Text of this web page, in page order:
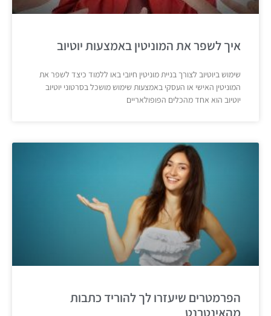
איך לשפר את המוניטין באמצעות יוטיוב
שימוש ביוטיוב לצורך בניית מוניטין חיובי באו ללמוד כיצד לשפר את
המוניטין האישי או העסקי באמצעות שימוש מושכל בסרטוני יוטיוב
יוטיוב הוא אחד מהכלים הפופולאריים
הפרמטרים שיעזרו לך להוריד כתבות
מהאינטרנט